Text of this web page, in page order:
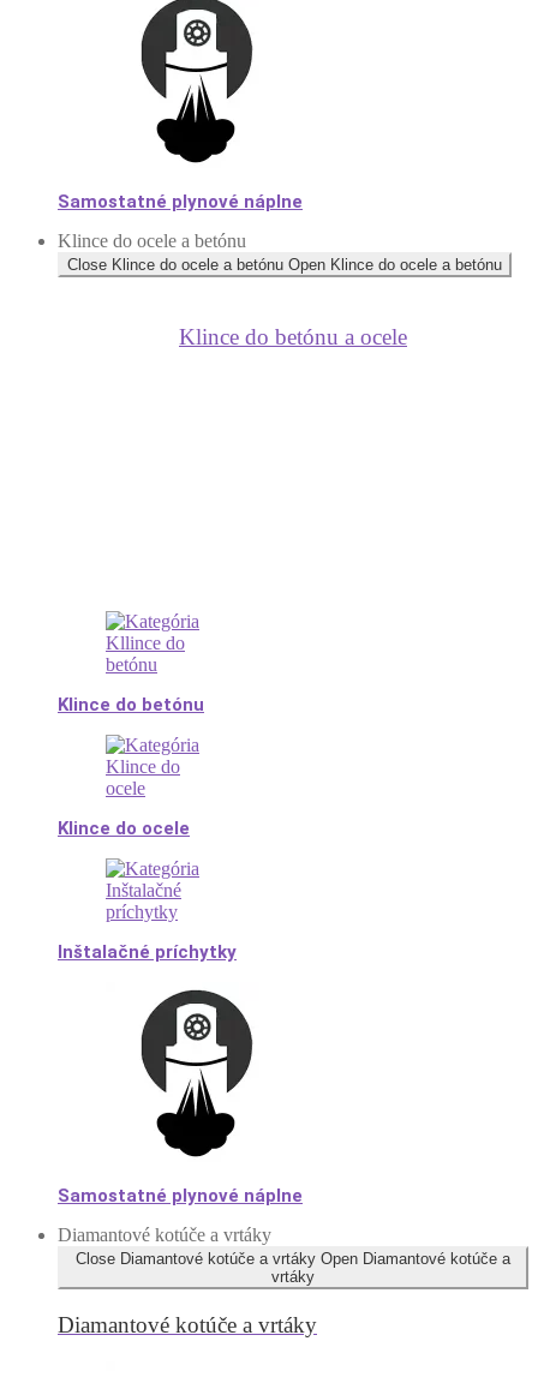
Samostatné plynové náplne
Klince do ocele a betónu
Close Klince do ocele a betónu Open Klince do ocele a betónu
Klince do betónu a ocele
Klince do betónu
Klince do ocele
Inštalačné príchytky
Samostatné plynové náplne
Diamantové kotúče a vrtáky
Close Diamantové kotúče a vrtáky Open Diamantové kotúče a
vrtáky
Diamantové kotúče a vrtáky